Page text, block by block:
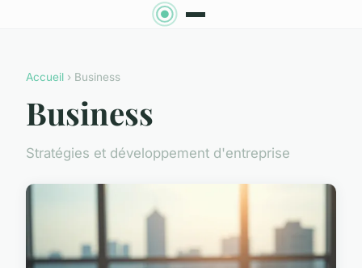
Accueil › Business
Business
Stratégies et développement d'entreprise